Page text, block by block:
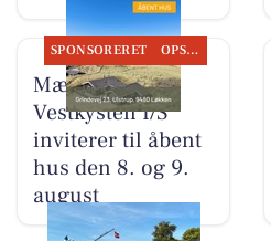
SPONSORERET OPSLAGSTAVLEN
Mæglerhuset
Vestkysten I/S
inviterer til åbent
hus den 8. og 9.
august